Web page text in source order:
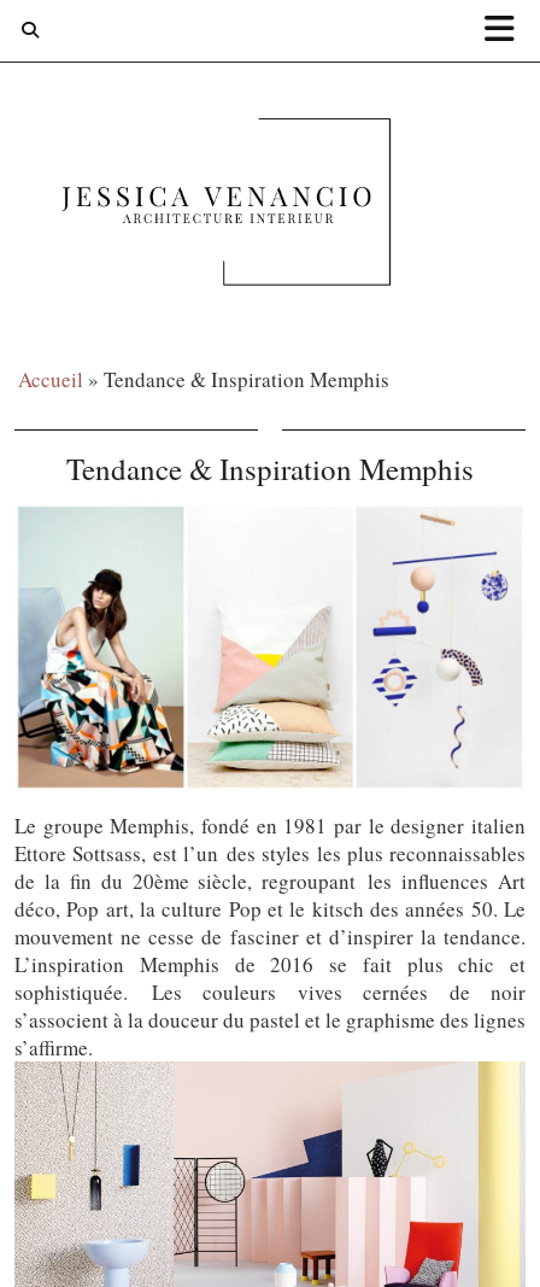
Accueil » Tendance & Inspiration Memphis
Tendance & Inspiration Memphis
Le groupe Memphis, fondé en 1981 par le designer italien
Ettore Sottsass, est l’un des styles les plus reconnaissables
de la fin du 20ème siècle, regroupant les influences Art
déco, Pop art, la culture Pop et le kitsch des années 50. Le
mouvement ne cesse de fasciner et d’inspirer la tendance.
L’inspiration Memphis de 2016 se fait plus chic et
sophistiquée. Les couleurs vives cernées de noir
s’associent à la douceur du pastel et le graphisme des lignes
s’affirme.